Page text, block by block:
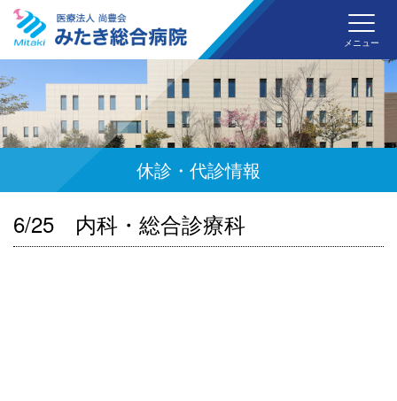
みた
メニュー
休診・代診情報
6/25 内科・総合診療科